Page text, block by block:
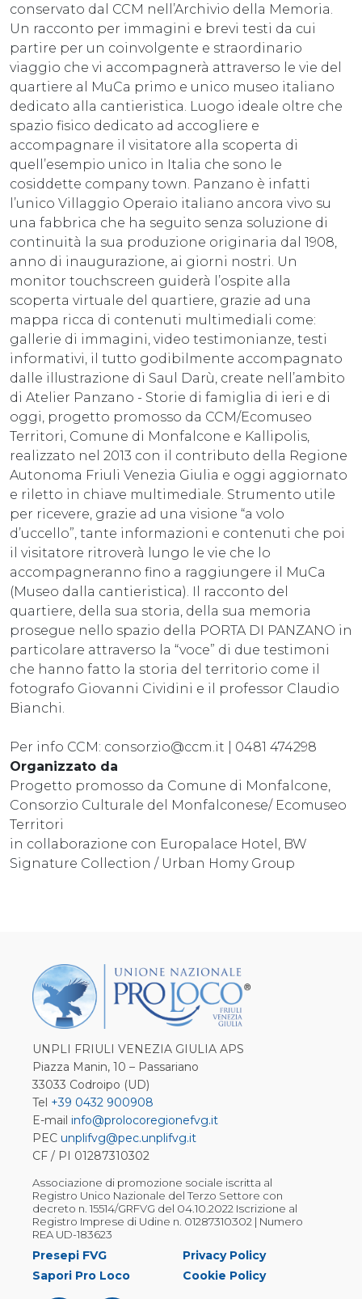
conservato dal CCM nell’Archivio della Memoria.
Un racconto per immagini e brevi testi da cui
partire per un coinvolgente e straordinario
viaggio che vi accompagnerà attraverso le vie del
quartiere al MuCa primo e unico museo italiano
dedicato alla cantieristica. Luogo ideale oltre che
spazio fisico dedicato ad accogliere e
accompagnare il visitatore alla scoperta di
quell’esempio unico in Italia che sono le
cosiddette company town. Panzano è infatti
l’unico Villaggio Operaio italiano ancora vivo su
una fabbrica che ha seguito senza soluzione di
continuità la sua produzione originaria dal 1908,
anno di inaugurazione, ai giorni nostri. Un
monitor touchscreen guiderà l’ospite alla
scoperta virtuale del quartiere, grazie ad una
mappa ricca di contenuti multimediali come:
gallerie di immagini, video testimonianze, testi
informativi, il tutto godibilmente accompagnato
dalle illustrazione di Saul Darù, create nell’ambito
di Atelier Panzano - Storie di famiglia di ieri e di
oggi, progetto promosso da CCM/Ecomuseo
Territori, Comune di Monfalcone e Kallipolis,
realizzato nel 2013 con il contributo della Regione
Autonoma Friuli Venezia Giulia e oggi aggiornato
e riletto in chiave multimediale. Strumento utile
per ricevere, grazie ad una visione “a volo
d’uccello”, tante informazioni e contenuti che poi
il visitatore ritroverà lungo le vie che lo
accompagneranno fino a raggiungere il MuCa
(Museo dalla cantieristica). Il racconto del
quartiere, della sua storia, della sua memoria
prosegue nello spazio della PORTA DI PANZANO in
particolare attraverso la “voce” di due testimoni
che hanno fatto la storia del territorio come il
fotografo Giovanni Cividini e il professor Claudio
Bianchi.
Per info CCM: consorzio@ccm.it | 0481 474298
Organizzato da
Progetto promosso da Comune di Monfalcone,
Consorzio Culturale del Monfalconese/ Ecomuseo
Territori
in collaborazione con Europalace Hotel, BW
Signature Collection / Urban Homy Group
UNPLI FRIULI VENEZIA GIULIA APS
Piazza Manin, 10 – Passariano
33033 Codroipo (UD)
Tel +39 0432 900908
E-mail info@prolocoregionefvg.it
PEC unplifvg@pec.unplifvg.it
CF / PI 01287310302
Associazione di promozione sociale iscritta al
Registro Unico Nazionale del Terzo Settore con
decreto n. 15514/GRFVG del 04.10.2022 Iscrizione al
Registro Imprese di Udine n. 01287310302 | Numero
REA UD-183623
Presepi FVG
Sapori Pro Loco
Privacy Policy
Cookie Policy